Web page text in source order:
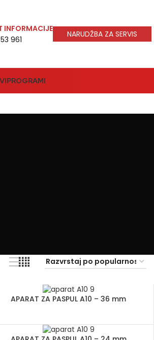
INFORMACIJE
961
NARUDŽBA ZA SERVIS
PROGRAMI
APARAT ZA PASPUL A10 – 36 mm